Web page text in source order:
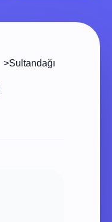
>Sultandağı